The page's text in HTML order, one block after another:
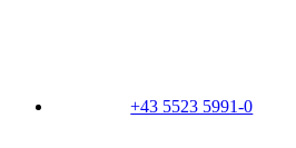
+43 5523 5991-0